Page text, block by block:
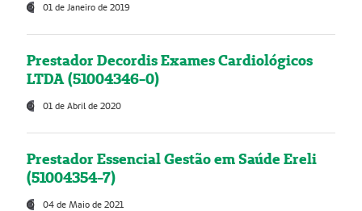
01 de Janeiro de 2019
Prestador Decordis Exames Cardiológicos
LTDA (51004346-0)
01 de Abril de 2020
Prestador Essencial Gestão em Saúde Ereli
(51004354-7)
04 de Maio de 2021